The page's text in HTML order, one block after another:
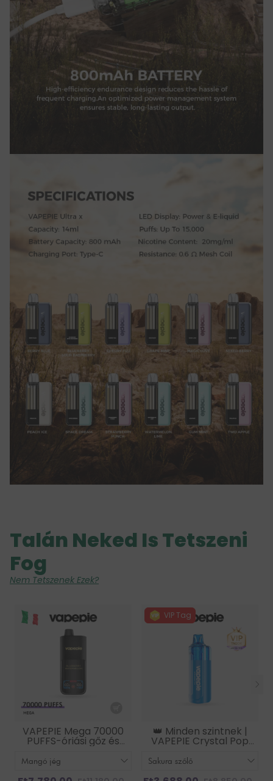
Talán Neked Is Tetszeni
Fog
Nem Tetszenek Ezek?
VAPEPIE Mega 70000
PUFFS-óriási gőz és
hosszan tartó
teljesítmény
VIP Tag
👑 Minden szintnek |
VAPEPIE Crystal Pop
15000 PUFFS